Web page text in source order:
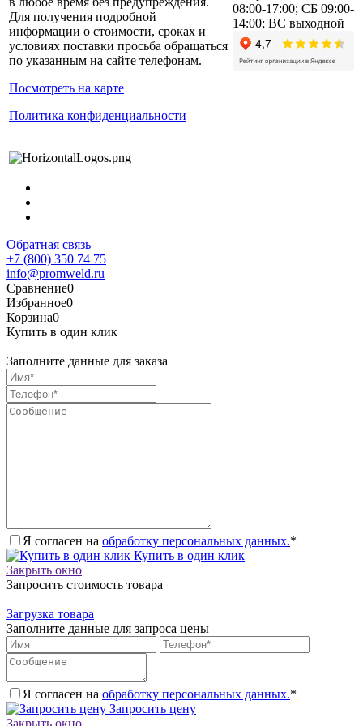
Для получения подробной
информации о стоимости, сроках и
условиях поставки просьба обращаться
по указанным на сайте телефонам.
Посмотреть на карте
Политика конфиденциальности
08:00-17:00; СБ 09:00-
14:00; ВС выходной
Обратная связь
+7 (800) 350 74 75
info@promweld.ru
Сравнение0
Избранное0
Корзина0
Купить в один клик
Заполните данные для заказа
Я согласен на обработку персональных данных.*
Купить в один клик
Закрыть окно
Запросить стоимость товара
Загрузка товара
Заполните данные для запроса цены
Я согласен на обработку персональных данных.*
Запросить цену